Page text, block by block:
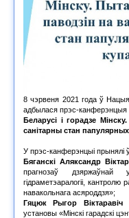
8 чэрвеня 2021 года ў
адбылася прэс-канферэнцыя
Беларусі і горадзе
санітарны стан
У прэс-канферэнцыі прынялі
Бяганскі Аляксандр
прагнозаў дзяржаўнай
гідраметэаралогіі,
навакольнага асяроддзя»;
Гяцюк Рыгор Віктаравіч
установы «Мінскі гарадскі